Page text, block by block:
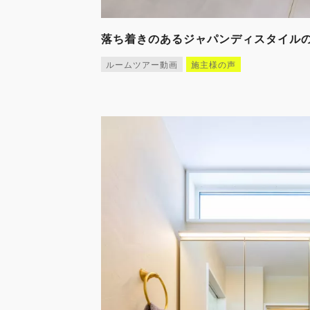
落ち着きのあるジャパンディスタイル
ルームツアー動画 施主様の声